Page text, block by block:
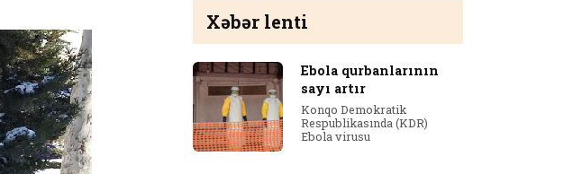
Xəbər lenti
Ebola qurbanlarının
sayı artır
Konqo Demokratik
Respublikasında (KDR)
Ebola virusu